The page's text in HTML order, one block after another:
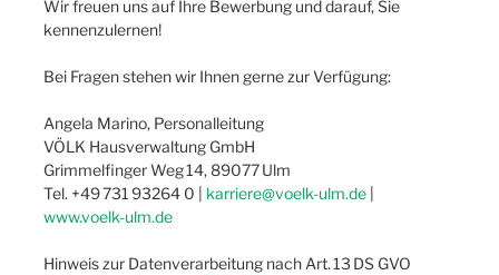
Wir freuen uns auf Ihre Bewerbung und darauf, Sie
kennenzulernen!
Bei Fragen stehen wir Ihnen gerne zur Verfügung:
Angela Marino, Personalleitung
VÖLK Hausverwaltung GmbH
Grimmelfinger Weg 14, 89077 Ulm
Tel. +49 731 93264 0 | karriere@voelk-ulm.de
www.voelk-ulm.de
Hinweis zur Datenverarbeitung nach Art. 13 DS GVO